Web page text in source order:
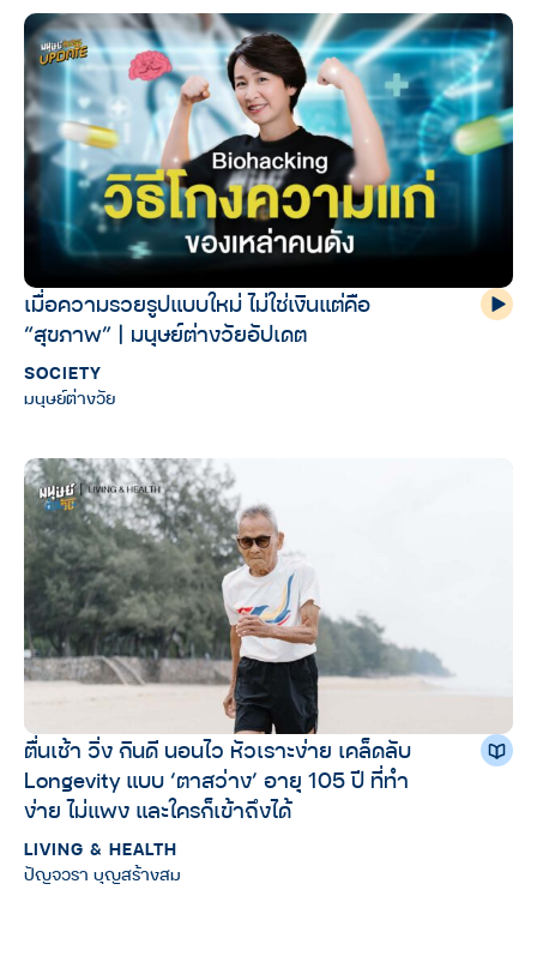
เมื่อความรวยรูปแบบใหม่ ไม่ใช่เงินแต่คือ
“สุขภาพ” | มนุษย์ต่างวัยอัปเดต
SOCIETY
มนุษย์ต่างวัย
ตื่นเช้า วิ่ง กินดี นอนไว หัวเราะง่าย เคล็ดลับ
Longevity แบบ ‘ตาสว่าง’ อายุ 105 ปี ที่ทำ
ง่าย ไม่แพง และใครก็เข้าถึงได้
LIVING & HEALTH
ปัญจวรา บุญสร้างสม